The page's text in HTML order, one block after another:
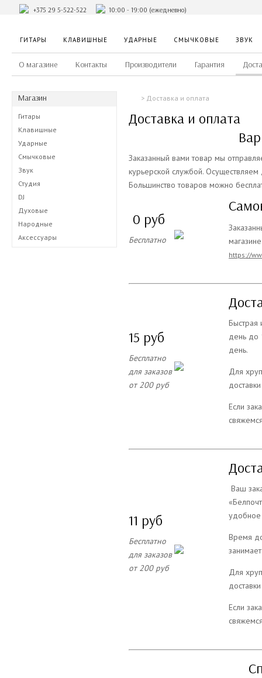
+375 29 5-522-522 10:00 - 19:00 (ежедневно)
ГИТАРЫ КЛАВИШНЫЕ УДАРНЫЕ СМЫЧКОВЫЕ ЗВУК
О магазине Контакты Производители Гарантия
Магазин
Гитары
Клавишные
Ударные
Смычковые
Звук
Студия
DJ
Духовые
Народные
Аксессуары
Доставка и оплата
Доставка и оплата
Заказанный вами товар мы
курьерской службой. Осуществляем
Большинство товаров можно
0 руб
Бесплатно
https://
15 руб
Бесплатно
для заказов
от 200 руб
Быстрая
день до
день.
Для
Если
11 руб
Бесплатно
для заказов
от 200 руб
Ваш
удобное
Время
Для
Если